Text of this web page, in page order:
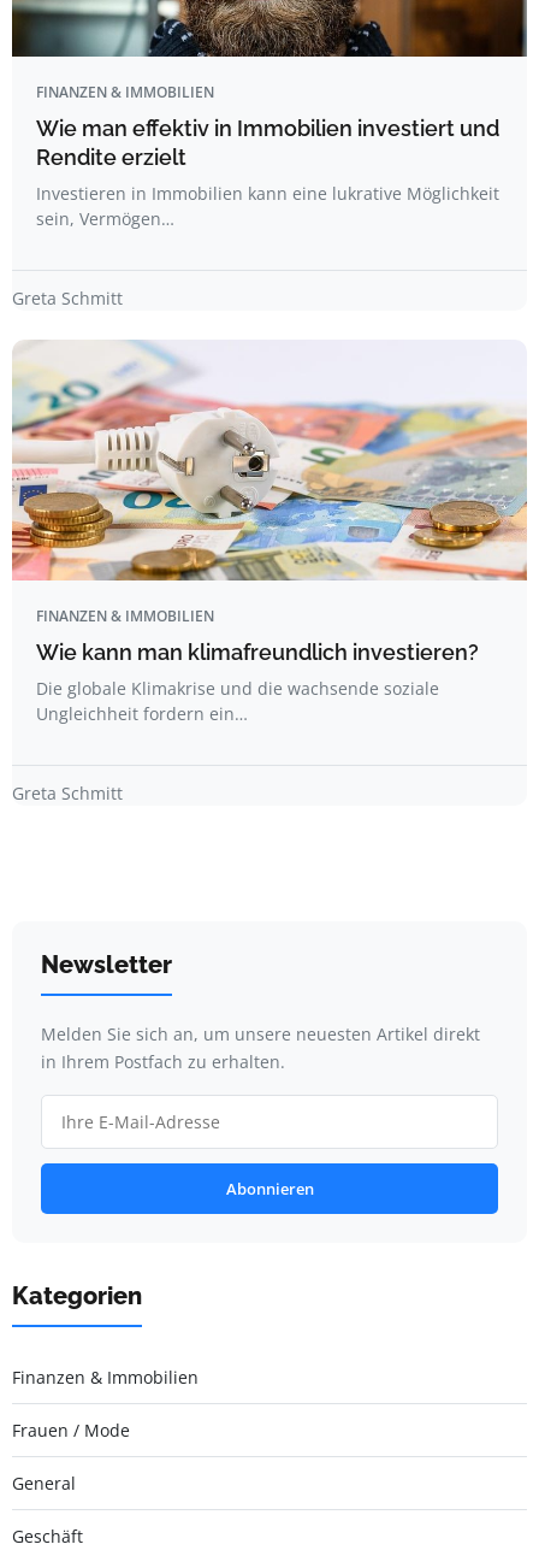
FINANZEN & IMMOBILIEN
Wie man effektiv in Immobilien investiert und
Rendite erzielt
Investieren in Immobilien kann eine lukrative Möglichkeit
sein, Vermögen…
Greta Schmitt
FINANZEN & IMMOBILIEN
Wie kann man klimafreundlich investieren?
Die globale Klimakrise und die wachsende soziale
Ungleichheit fordern ein…
Greta Schmitt
Newsletter
Melden Sie sich an, um unsere neuesten Artikel direkt
in Ihrem Postfach zu erhalten.
Abonnieren
Kategorien
Finanzen & Immobilien
Frauen / Mode
General
Geschäft